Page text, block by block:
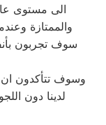
الى مستوى
والممتازة
سوف تجربون
وسوف تتأكدون ان
لدينا دون